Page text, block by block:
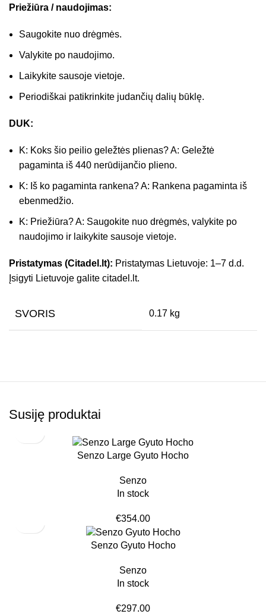
Priežiūra / naudojimas:
Saugokite nuo drėgmės.
Valykite po naudojimo.
Laikykite sausoje vietoje.
Periodiškai patikrinkite judančių dalių būklę.
DUK:
K: Koks šio peilio geležtės plienas? A: Geležtė
pagaminta iš 440 nerūdijančio plieno.
K: Iš ko pagaminta rankena? A: Rankena pagaminta iš
ebenmedžio.
K: Priežiūra? A: Saugokite nuo drėgmės, valykite po
naudojimo ir laikykite sausoje vietoje.
Pristatymas (Citadel.lt): Pristatymas Lietuvoje: 1–7 d.d.
Įsigyti Lietuvoje galite citadel.lt.
SVORIS 0.17 kg
Susiję produktai
Senzo Large Gyuto Hocho
Senzo
In stock
€354.00
Senzo Gyuto Hocho
Senzo
In stock
€297.00